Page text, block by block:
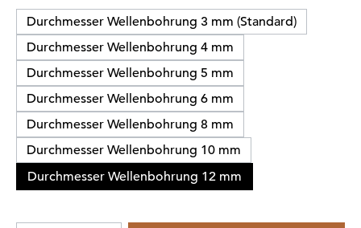
Durchmesser Wellenbohrung 3 mm (Standard)
Durchmesser Wellenbohrung 4 mm
Durchmesser Wellenbohrung 5 mm
Durchmesser Wellenbohrung 6 mm
Durchmesser Wellenbohrung 8 mm
Durchmesser Wellenbohrung 10 mm
Durchmesser Wellenbohrung 12 mm